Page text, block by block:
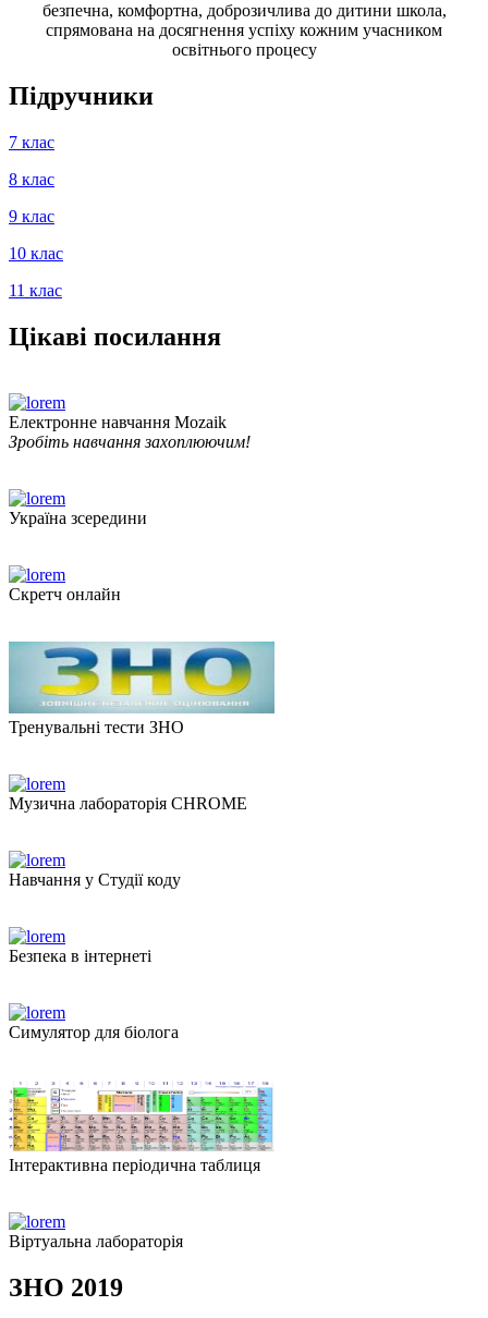
безпечна, комфортна, доброзичлива до дитини школа,
спрямована на досягнення успіху кожним учасником
освітнього процесу
Підручники
7 клас
8 клас
9 клас
10 клас
11 клас
Цікаві посилання
Електронне навчання Mozaik
Зробіть навчання захоплюючим!
Україна зсередини
Скретч онлайн
Тренувальні тести ЗНО
Музична лабораторія CHROME
Навчання у Студії коду
Безпека в інтернеті
Симулятор для біолога
Інтерактивна періодична таблиця
Віртуальна лабораторія
ЗНО 2019